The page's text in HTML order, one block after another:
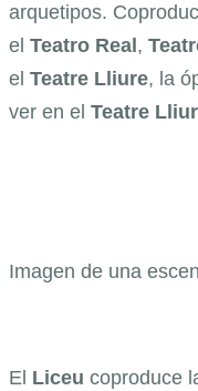
arquetipos.
el Teatro Real ,
el Teatre Lliure, la
ver en el Teatre
Imagen de una
El Liceu coproduce